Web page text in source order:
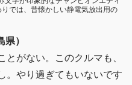
では、昔懐かしい静電気放出用の
）
がない。このクルマも、
。やり過ぎてもいないです